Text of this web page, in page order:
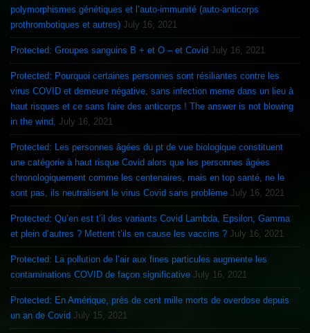
polymorphismes génétiques et l’auto-immunité (auto-anticorps
prothrombotiques et autres) July 16, 2021
Protected: Groupes sanguins B + et O – et Covid July 16, 2021
Protected: Pourquoi certaines personnes sont résiliantes contre les
virus COVID et demeure négative, sans infection meme dans un lieu à
haut risques et ce sans faire des anticorps ! The answer is not blowing
in the wind. July 16, 2021
Protected: Les personnes âgées du pt de vue biologique constituent
une catégorie à haut risque Covid alors que les personnes âgées
chronologiquement comme les centenaires, mais en top santé, ne le
sont pas, ils neutralisent le virus Covid sans problème July 16, 2021
Protected: Qu’en est t’il des variants Covid Lambda, Epsilon, Gamma
et plein d’autres ? Mettent t’ils en cause les vaccins ? July 16, 2021
Protected: La pollution de l’air aux fines particules augmente les
contaminations COVID de façon significative July 16, 2021
Protected: En Amérique, près de cent mille morts de overdose depuis
un an de Covid July 15, 2021